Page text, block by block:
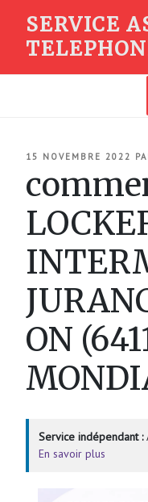
contenu
SERVICE
PUBLIÉ
15 NOVEMBRE 2022
ON
Service indépendant :
En savoir plus